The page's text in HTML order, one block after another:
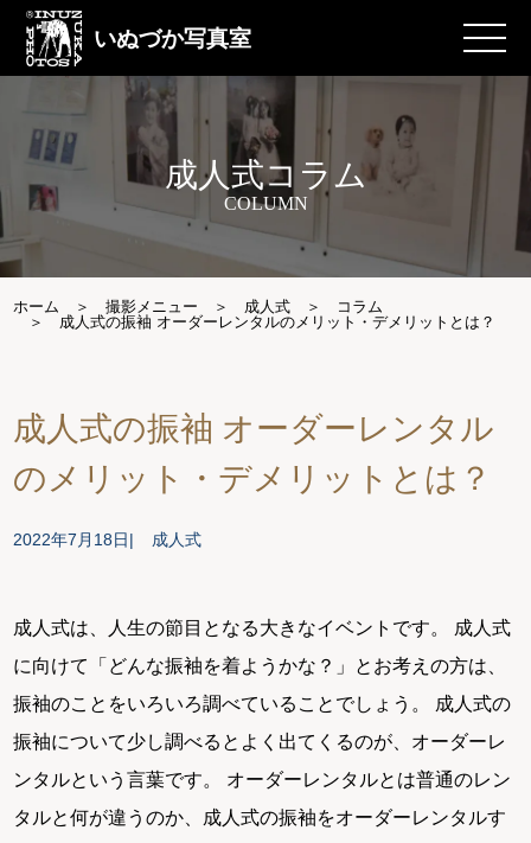
いぬづか写真室
成人式コラム
COLUMN
ホーム 撮影メニュー 成人式
コラム
成人式の振袖 オーダーレンタルのメリット・デメリットとは？
成人式の振袖 オーダーレンタル
のメリット・デメリットとは？
2022年7月18日 成人式
成人式は、人生の節目となる大きなイベントです。 成人式
に向けて「どんな振袖を着ようかな？」とお考えの方は、
振袖のことをいろいろ調べていることでしょう。 成人式の
振袖について少し調べるとよく出てくるのが、オーダーレ
ンタルという言葉です。 オーダーレンタルとは普通のレン
タルと何が違うのか、成人式の振袖をオーダーレンタルす